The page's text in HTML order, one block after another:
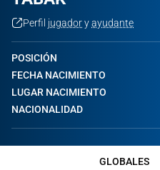
Perfil jugadoryayudante
POSICIÓN
FECHA NACIMIENTO
LUGAR NACIMIENTO
NACIONALIDAD
GLOBALES